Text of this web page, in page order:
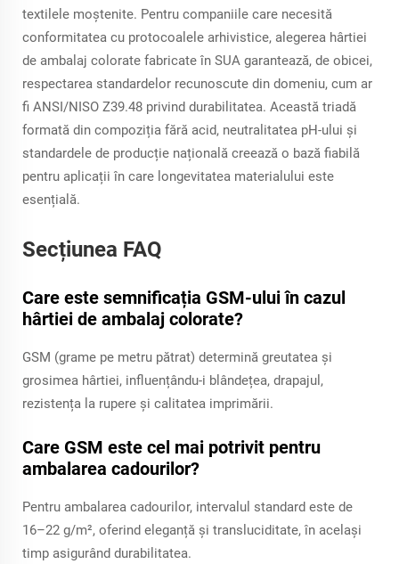
textilele moștenite. Pentru companiile care necesită
conformitatea cu protocoalele arhivistice, alegerea hârtiei
de ambalaj colorate fabricate în SUA garantează, de obicei,
respectarea standardelor recunoscute din domeniu, cum ar
fi ANSI/NISO Z39.48 privind durabilitatea. Această triadă
formată din compoziția fără acid, neutralitatea pH-ului și
standardele de producție națională creează o bază fiabilă
pentru aplicații în care longevitatea materialului este
esențială.
Secțiunea FAQ
Care este semnificația GSM-ului în cazul
hârtiei de ambalaj colorate?
GSM (grame pe metru pătrat) determină greutatea și
grosimea hârtiei, influențându-i blândețea, drapajul,
rezistența la rupere și calitatea imprimării.
Care GSM este cel mai potrivit pentru
ambalarea cadourilor?
Pentru ambalarea cadourilor, intervalul standard este de
16–22 g/m², oferind eleganță și transluciditate, în același
timp asigurând durabilitatea.